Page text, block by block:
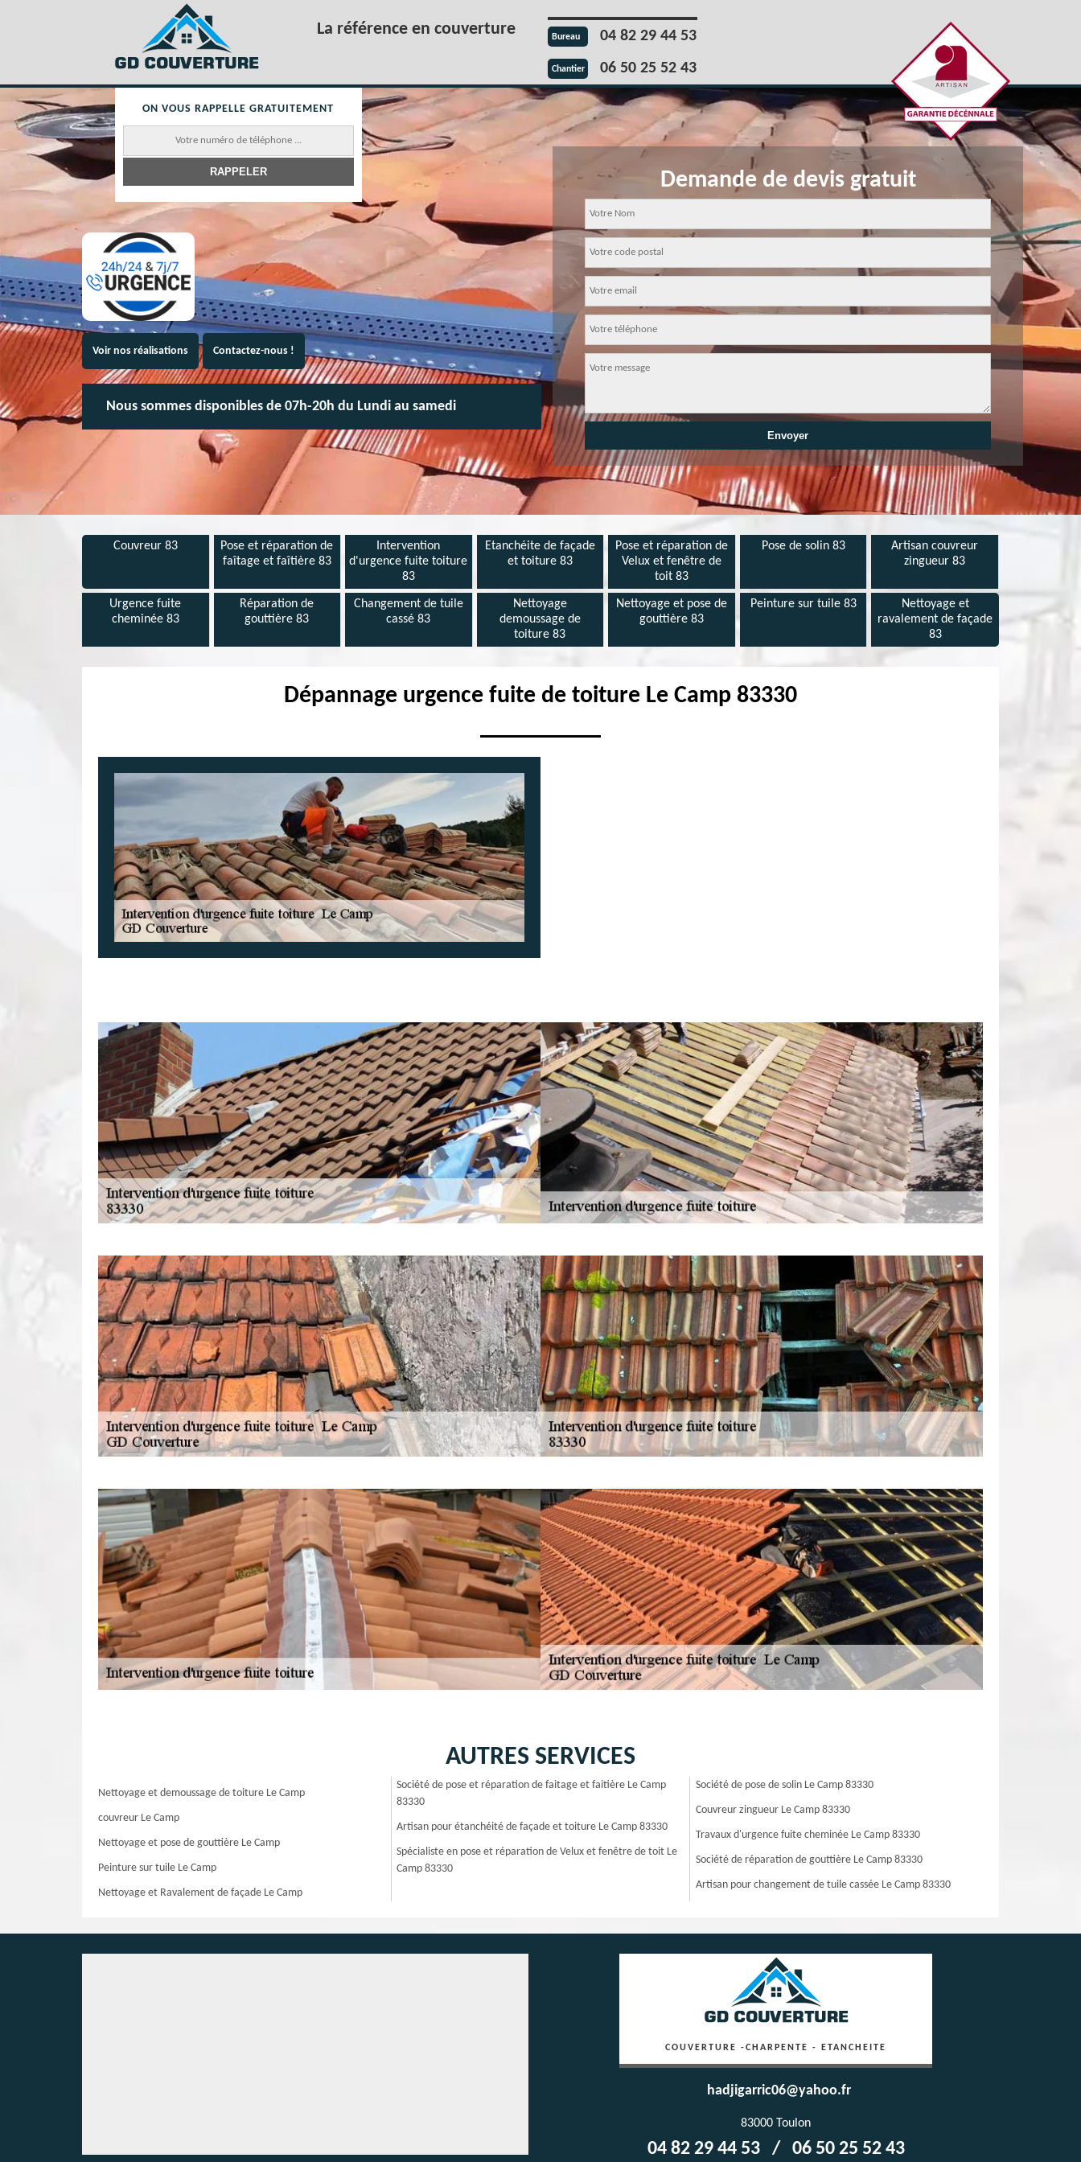
La référence en couverture Bureau 04 82 29 44 53
Chantier 06 50 25 52 43
Voir nos réalisations Contactez-nous !
Nous sommes disponibles de 07h-20h du Lundi au samedi
Demande de devis gratuit
ON VOUS RAPPELLE GRATUITEMENT
Couvreur 83
Pose et réparation de
faîtage et faîtière 83
Intervention
d'urgence fuite toiture
83
Etanchéite de façade
et toiture 83
Pose et réparation de
Velux et fenêtre de
toit 83
Pose de solin 83
Artisan couvreur
zingueur 83
Urgence fuite
cheminée 83
Réparation de
gouttière 83
Changement de tuile
cassé 83
Nettoyage
demoussage de
toiture 83
Nettoyage et pose de
gouttière 83
Peinture sur tuile 83
Nettoyage et
ravalement de façade
83
Dépannage urgence fuite de toiture Le Camp 83330
AUTRES SERVICES
Nettoyage et demoussage de toiture Le Camp
couvreur Le Camp
Nettoyage et pose de gouttière Le Camp
Peinture sur tuile Le Camp
Nettoyage et Ravalement de façade Le Camp
Société de pose et réparation de faitage et faitière Le Camp
83330
Artisan pour étanchéité de façade et toiture Le Camp 83330
Spécialiste en pose et réparation de Velux et fenêtre de toit Le
Camp 83330
Société de pose de solin Le Camp 83330
Couvreur zingueur Le Camp 83330
Travaux d'urgence fuite cheminée Le Camp 83330
Société de réparation de gouttière Le Camp 83330
Artisan pour changement de tuile cassée Le Camp 83330
COUVERTURE -CHARPENTE - ETANCHEITE
hadjigarric06@yahoo.fr
83000 Toulon
04 82 29 44 53 / 06 50 25 52 43